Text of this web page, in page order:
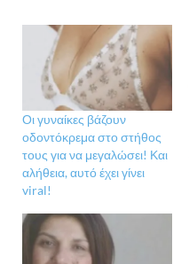
Οι γυναίκες βάζουν
οδοντόκρεμα στο στήθος
τους για να μεγαλώσει! Και
αλήθεια, αυτό έχει γίνει
viral!